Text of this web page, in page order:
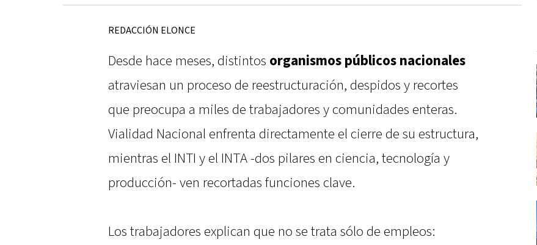
REDACCIÓN ELONCE
Desde hace meses, distintos organismos públicos nacionales
atraviesan un proceso de reestructuración, despidos y recortes
que preocupa a miles de trabajadores y comunidades enteras.
Vialidad Nacional enfrenta directamente el cierre de su estructura,
mientras el INTI y el INTA -dos pilares en ciencia, tecnología y
producción- ven recortadas funciones clave.
Los trabajadores explican que no se trata sólo de empleos: